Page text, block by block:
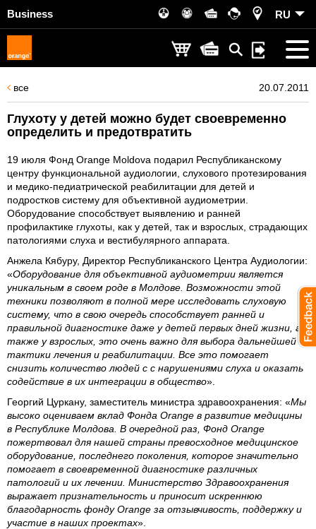
Business RU
все 20.07.2011
Глухоту у детей можно будет своевременно
определить и предотвратить
19 июля Фонд Orange Moldova подарил Республиканскому
центру функциональной аудиологии, слухового протезирования
и медико-педиатрической реабилитации для детей и
подростков систему для объективной аудиометрии.
Оборудование способствует выявлению и ранней
профилактике глухоты, как у детей, так и взрослых, страдающих
патологиями слуха и вестибулярного аппарата.
Анжела Кябуру, Директор Республиканского Центра Аудиологии:
«Оборудование для объективной аудиометрии является
уникальным в своем роде в Молдове. Возможности этой
техники позволяют в полной мере исследовать слуховую
систему, что в свою очередь способствует ранней и
правильной диагностике даже у детей первых дней жизни, а
также у взрослых, это очень важно для выбора дальнейшей
тактики лечения и реабилитации. Все это помогает
снизить количество людей с с нарушениями слуха и оказать
содействие в их интеграции в общество».
Георгий Цуркану, заместитель министра здравоохранения: «Мы
высоко оцениваем вклад Фонда Orange в развитие медицины
в Республике Молдова. В очередной раз, Фонд Orange
пожертвовал для нашей страны превосходное медицинское
оборудование, последнего поколения, которое значительно
помогает в своевременной диагностике различных
патологий и их лечении. Министерство Здравоохранения
выражает признательность и приносит искреннюю
благодарность фонду Orange за отзывчивость, поддержку и
участие в наших проектах».